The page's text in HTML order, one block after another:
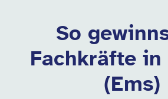
So
Fachkräfte in
(Ems)